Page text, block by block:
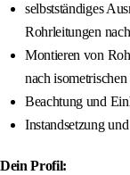
selbstständiges
Rohrleitungen
Montieren von
nach
Beachtung und
Instandsetzung
Dein Profil: